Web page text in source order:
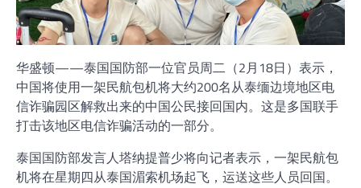
华盛顿——泰国国防部一位官员周二（2月18日）表示，
中国将使用一架民航包机将大约200名从泰缅边境地区电
信诈骗园区解救出来的中国公民接回国内。这是多国联手
打击该地区电信诈骗活动的一部分。
泰国国防部发言人塔纳提普少将向记者表示，一架民航包
机将在星期四从泰国湄索机场起飞，运送这些人员回国。